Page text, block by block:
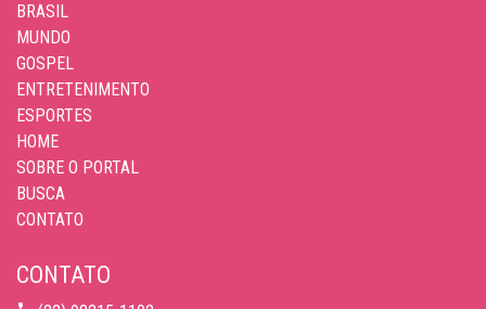
BRASIL
MUNDO
GOSPEL
ENTRETENIMENTO
ESPORTES
HOME
SOBRE O PORTAL
BUSCA
CONTATO
CONTATO